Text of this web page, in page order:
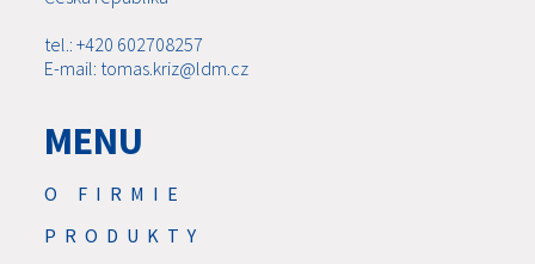
tel.: +420 602708257
E-mail: tomas.kriz@ldm.cz
MENU
O FIRMIE
PRODUKTY